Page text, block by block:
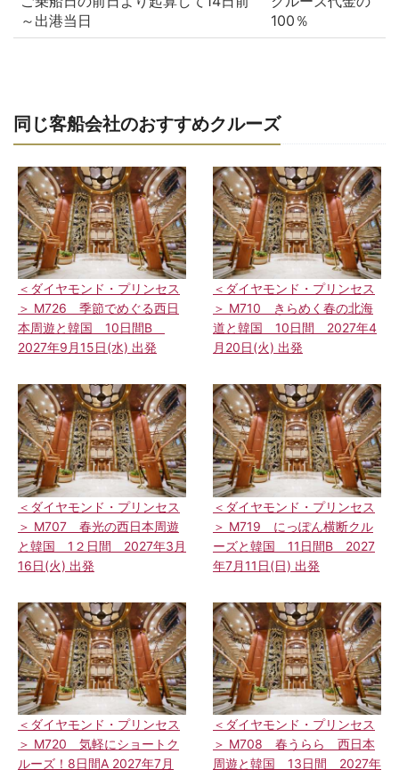
～出港当日
100％
同じ客船会社のおすすめクルーズ
＜ダイヤモンド・プリンセス
＞ M726 季節でめぐる西日
本周遊と韓国 10日間B
2027年9月15日(水) 出発
＜ダイヤモンド・プリンセス
＞ M710 きらめく春の北海
道と韓国 10日間 2027年4
月20日(火) 出発
＜ダイヤモンド・プリンセス
＞ M707 春光の西日本周遊
と韓国 1２日間 2027年3月
16日(火) 出発
＜ダイヤモンド・プリンセス
＞ M719 にっぽん横断クル
ーズと韓国 11日間B 2027
年7月11日(日) 出発
＜ダイヤモンド・プリンセス
＞ M720 気軽にショートク
ルーズ！8日間A 2027年7月
＜ダイヤモンド・プリンセス
＞ M708 春うらら 西日本
周遊と韓国 13日間 2027年